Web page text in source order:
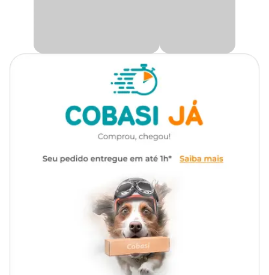
Ajuste
do
pescoço
25-40
40-65